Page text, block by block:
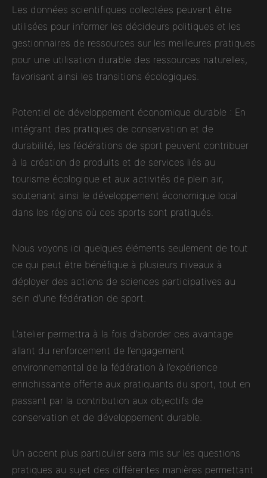
Les données scientifiques collectées peuvent être
utilisées pour informer les décideurs politiques et les
gestionnaires de ressources sur les meilleures pratiques
pour une utilisation durable des ressources naturelles,
favorisant ainsi les transitions écologiques.
Potentiel de développement économique durable : En
intégrant des pratiques de conservation et de
durabilité, les fédérations de sport peuvent contribuer
à la création de produits et de services liés au
tourisme écologique et aux activités de plein air,
soutenant ainsi le développement économique local
dans les régions où ces sports sont pratiqués.
Nous voyons ici quelques éléments seulement de tout
ce qui peut être bénéfique à plusieurs niveaux à
déployer des actions de sciences participatives au
sein d’une fédération de sport.
L’atelier permettra à la fois d’aborder ces avantage
allant du renforcement de l’engagement
environnemental de la fédération à l’expérience
enrichissante offerte aux pratiquants du sport, tout en
passant par la contribution aux objectifs de
conservation et de développement durable.
Un accent plus particulier sera mis sur les questions
pratiques au sujet des différentes manières permettant